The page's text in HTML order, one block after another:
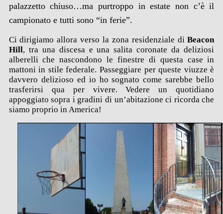
palazzetto chiuso…ma purtroppo in estate non c’è il
campionato e tutti sono “in ferie”.
Ci dirigiamo allora verso la zona residenziale diBeacon
Hill, tra una discesa e una salita coronate da deliziosi
alberelli che nascondono le finestre di questa case in
mattoni in stile federale. Passeggiare per queste viuzze è
davvero delizioso ed io ho sognato come sarebbe bello
trasferirsi qua per vivere. Vedere un quotidiano
appoggiato sopra i gradini di un’abitazione ci ricorda che
siamo proprio in America!